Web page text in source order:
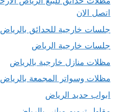
اتصل الان
جلسات خارجية للحدائق بالرياض
جلسات خارجية الرياض
مظلات منازل خارجية بالرياض
مظلات وسواتر المجمعة بالرياض
ابواب حديد الرياض